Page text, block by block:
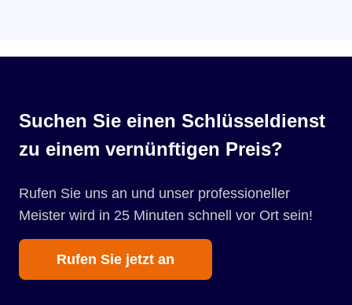
Suchen Sie einen Schlüsseldienst
zu einem vernünftigen Preis?
Rufen Sie uns an und unser professioneller
Meister wird in 25 Minuten schnell vor Ort sein!
Rufen Sie jetzt an